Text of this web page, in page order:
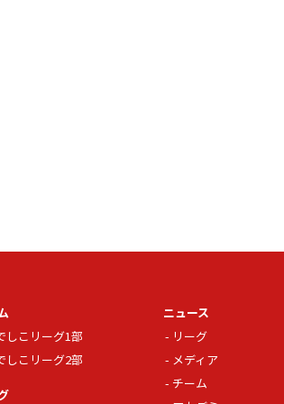
しこリーグ1部
しこリーグ2部
ニュース
リーグ
メディア
チーム